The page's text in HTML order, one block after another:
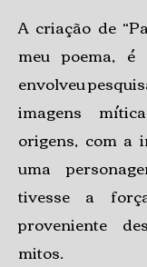
A criação de
meu poema, é
envolveu
imagens
origens, com a
uma
tivesse a
proveniente
mitos.